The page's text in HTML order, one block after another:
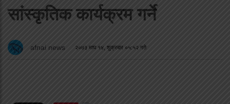
सांस्कृतिक कार्यक्रम गर्ने
afnai news २०७३ माघ १४, शुक्रबार ०५:५२ गते